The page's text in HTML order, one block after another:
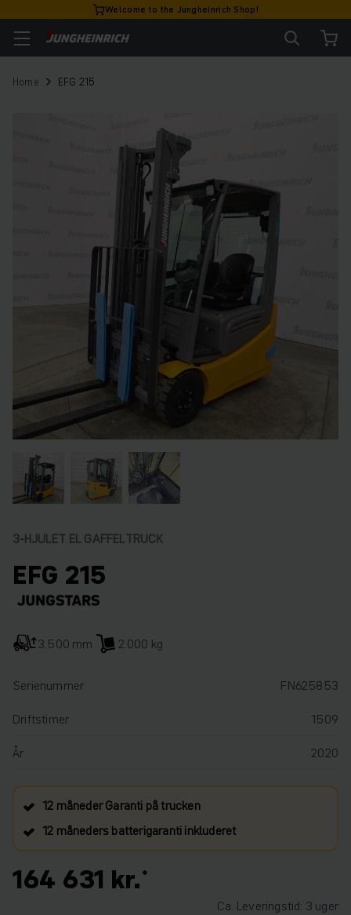
Welcome to the Jungheinrich Shop!
Home EFG 215
3-HJULET EL GAFFELTRUCK
EFG 215
3.500 mm 2.000 kg
Serienummer
FN625853
Driftstimer
1509
År
2020
12 måneder Garanti på trucken
12 måneders batterigaranti inkluderet
164 631 kr.
Ca. Leveringstid: 3 uger